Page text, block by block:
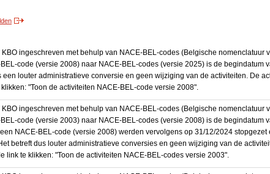
ingeschreven met behulp van NACE-BEL-codes (Belgische nomenclatuur
code (versie 2008) naar NACE-BEL-codes (versie 2025) is de begindatum
een louter administratieve conversie en geen wijziging van de activiteiten. De
"Toon de activiteiten NACE-BEL-code versie 2008".
ingeschreven met behulp van NACE-BEL-codes (Belgische nomenclatuur
code (versie 2003) naar NACE-BEL-codes (versie 2008) is de begindatum
NACE-BEL-code (versie 2008) werden vervolgens op 31/12/2024
betreft dus louter administratieve conversies en geen wijziging van de
link te klikken: "Toon de activiteiten NACE-BEL-codes versie 2003".